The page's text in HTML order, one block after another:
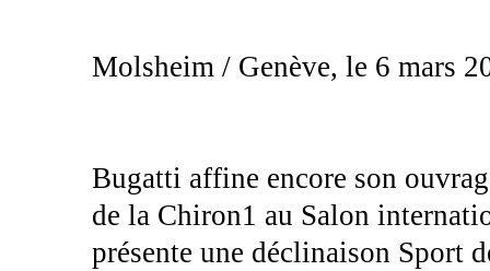
Molsheim / Genève, le 6 mars
Bugatti affine encore son
de la Chiron1 au Salon
présente une déclinaison Sport